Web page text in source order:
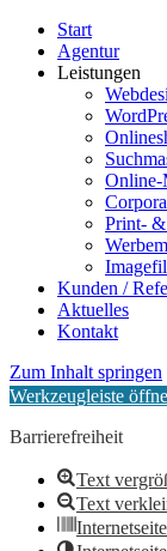
Start
Agentur
Leistungen
Online-
Print-
Kunden /
Aktuelles
Kontakt
Zum Inhalt springen
Werkzeugleiste
Barrierefreiheit
Text
Text